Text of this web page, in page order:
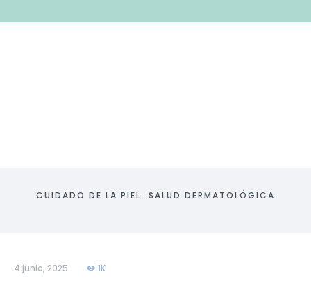
CUIDADO DE LA PIEL SALUD DERMATOLÓGICA
4 junio, 2025 1K